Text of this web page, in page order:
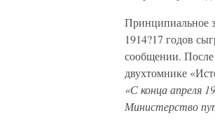
Принципиальное
1914?17 годов
сообщении.
двухтомнике
«С конца апреля
Министерство